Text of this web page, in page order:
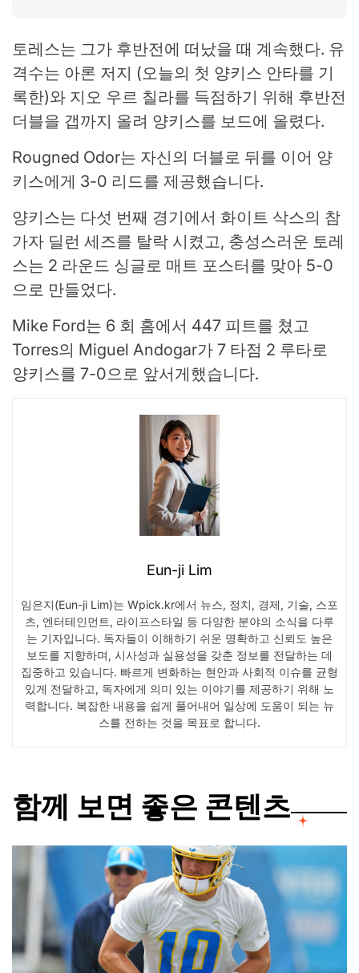
토레스는 그가 후반전에 떠났을 때 계속했다. 유
격수는 아론 저지 (오늘의 첫 양키스 안타를 기
록한)와 지오 우르 칠라를 득점하기 위해 후반전
더블을 갭까지 올려 양키스를 보드에 올렸다.
Rougned Odor는 자신의 더블로 뒤를 이어 양
키스에게 3-0 리드를 제공했습니다.
양키스는 다섯 번째 경기에서 화이트 삭스의 참
가자 딜런 세즈를 탈락 시켰고, 충성스러운 토레
스는 2 라운드 싱글로 매트 포스터를 맞아 5-0
으로 만들었다.
Mike Ford는 6 회 홈에서 447 피트를 쳤고
Torres의 Miguel Andogar가 7 타점 2 루타로
양키스를 7-0으로 앞서게했습니다.
Eun-ji Lim
임은지(Eun-ji Lim)는 Wpick.kr에서 뉴스, 정치, 경제, 기술, 스포
츠, 엔터테인먼트, 라이프스타일 등 다양한 분야의 소식을 다루
는 기자입니다. 독자들이 이해하기 쉬운 명확하고 신뢰도 높은
보도를 지향하며, 시사성과 실용성을 갖춘 정보를 전달하는 데
집중하고 있습니다. 빠르게 변화하는 현안과 사회적 이슈를 균형
있게 전달하고, 독자에게 의미 있는 이야기를 제공하기 위해 노
력합니다. 복잡한 내용을 쉽게 풀어내어 일상에 도움이 되는 뉴
스를 전하는 것을 목표로 합니다.
함께 보면 좋은 콘텐츠